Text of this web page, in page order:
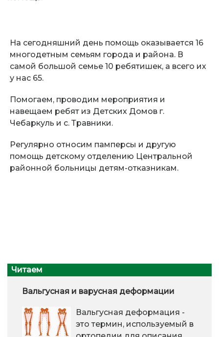
На сегодняшний день помощь оказывается 16
многодетным семьям города и района. В
самой большой семье 10 ребятишек, а всего их
у нас 65.
Помогаем, проводим мероприятия и
навещаем ребят из Детских Домов г.
Чебаркуль и с. Травники.
Регулярно относим памперсы и другую
помощь детскому отделению Центральной
районной больницы детям-отказникам.
Читаем
Вальгусная и варусная деформации
Вальгусная деформация -
это термин, используемый в